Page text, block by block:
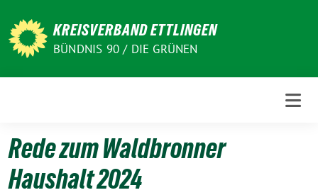
zum
Inhalt
KREISVERBAND ETTLINGEN
BÜNDNIS 90 / DIE GRÜNEN
Rede zum Waldbronner
Haushalt 2024